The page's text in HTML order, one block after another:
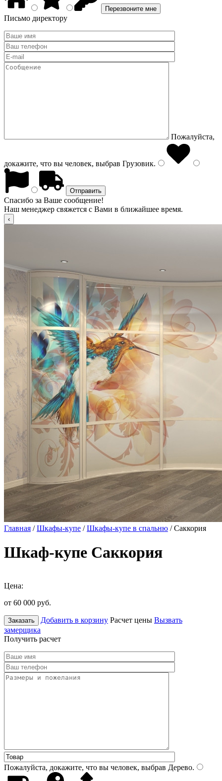
Письмо директору
Пожалуйста,
докажите, что вы человек, выбрав Грузовик.
Спасибо за Ваше сообщение!
Наш менеджер свяжется с Вами в ближайшее время.
Главная /Шкафы-купе /Шкафы-купе в спальню / Саккория
Шкаф-купе Саккория
Цена:
от 60 000 руб.
Заказать Добавить в корзину Расчет цены Вызвать
замерщика
Получить расчет
Пожалуйста, докажите, что вы человек, выбрав Дерево.